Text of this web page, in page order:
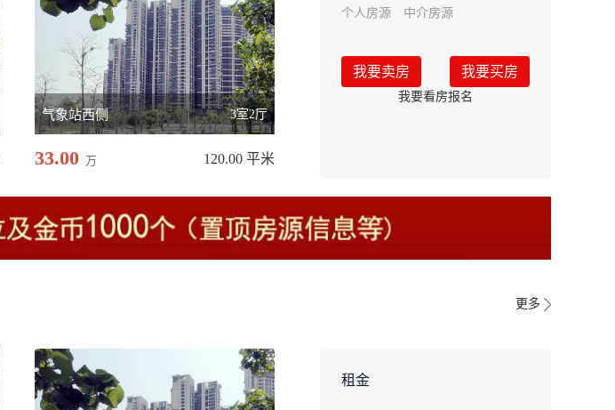
气象站西侧 3室2厅
33.00 万 120.00 平米
个人房源 中介房源
我要卖房 我要买房
我要看房报名
更多
租金